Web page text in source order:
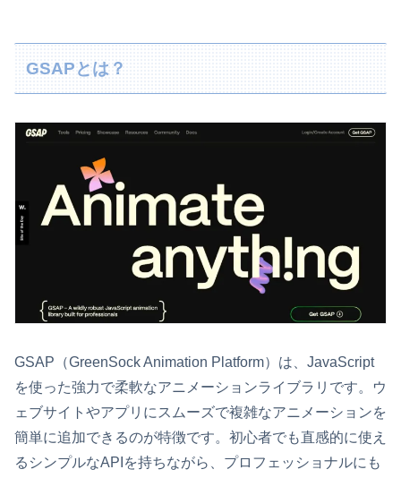
GSAPとは？
GSAP（GreenSock Animation Platform）は、JavaScript
を使った強力で柔軟なアニメーションライブラリです。ウ
ェブサイトやアプリにスムーズで複雑なアニメーションを
簡単に追加できるのが特徴です。初心者でも直感的に使え
るシンプルなAPIを持ちながら、プロフェッショナルにも